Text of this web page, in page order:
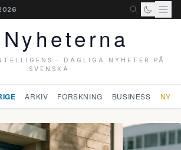
Nyheterna
· DAGLIGA NYHETER PÅ
SVENSKA
ARKIV FORSKNING BUSINESS